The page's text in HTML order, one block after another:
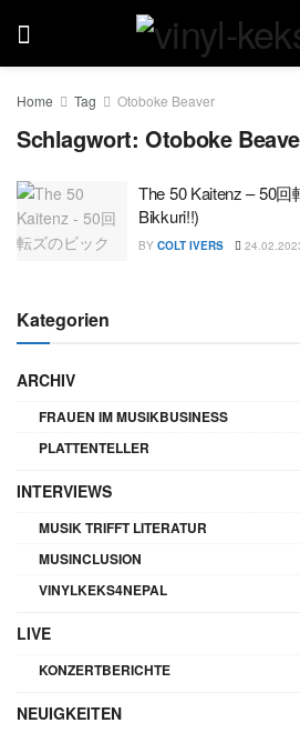
Home Tag Otoboke Beaver
Schlagwort:Otoboke
The 50 Kaitenz – 50
Bikkuri!!)
BY COLT IVERS
Kategorien
ARCHIV
FRAUEN IM MUSIKBUSINESS
PLATTENTELLER
INTERVIEWS
MUSIK TRIFFT LITERATUR
MUSINCLUSION
VINYLKEKS4NEPAL
LIVE
KONZERTBERICHTE
NEUIGKEITEN